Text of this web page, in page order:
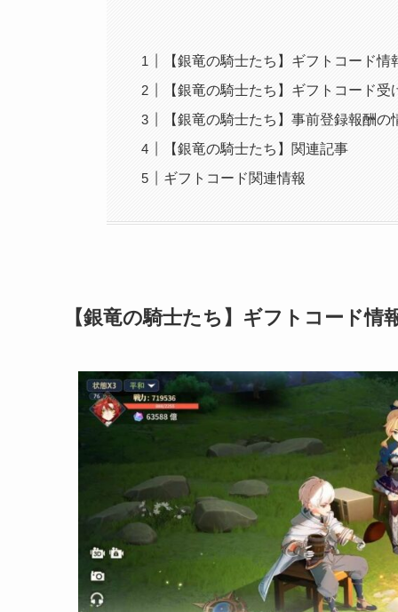
【銀竜の騎士たち】ギフトコード情
【銀竜の騎士たち】ギフトコード
【銀竜の騎士たち】事前登録報酬の
【銀竜の騎士たち】関連記事
ギフトコード関連情報
【銀竜の騎士たち】ギフトコード情